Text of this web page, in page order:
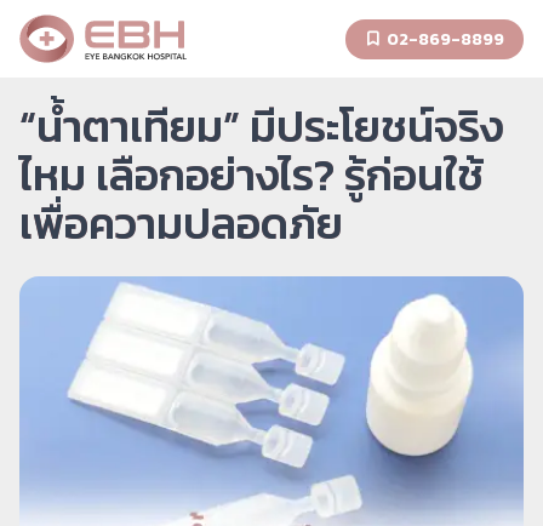
02-869-8899
“น้ำตาเทียม” มีประโยชน์จริง
ไหม เลือกอย่างไร? รู้ก่อนใช้
เพื่อความปลอดภัย